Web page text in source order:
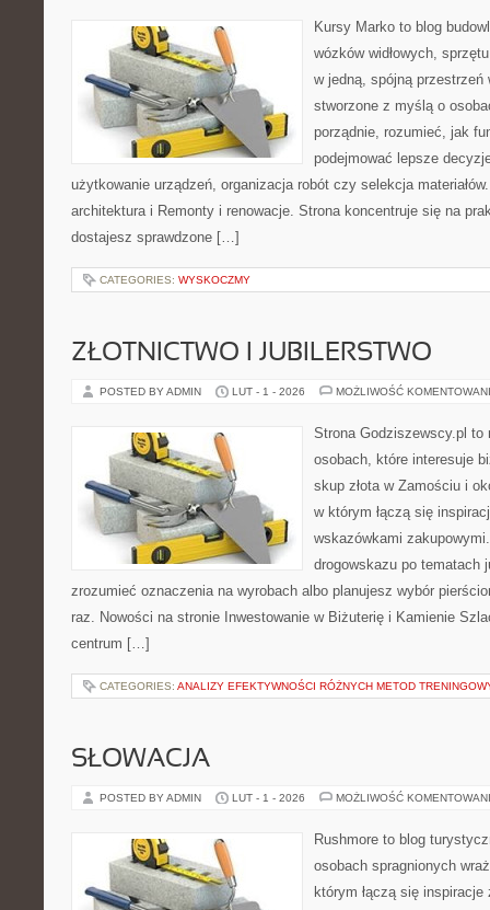
Kursy Marko to blog
wózków widłowych,
w jedną, spójną przestrzeń
stworzone z myślą o
porządnie, rozumieć, jak
podejmować lepsze
użytkowanie urządzeń, organizacja robót czy selekcja
architektura i Remonty i renowacje. Strona koncentruje się na
dostajesz sprawdzone […]
CATEGORIES: WYSKOCZMY
ZŁOTNICTWO I JUBILERSTWO
POSTED BY ADMIN LUT - 1 - 2026 MOŻLIWOŚĆ
Strona Godziszewscy.pl
osobach, które interesuje
skup złota w Zamościu i
w którym łączą się
wskazówkami
drogowskazu po tematach
zrozumieć oznaczenia na wyrobach albo planujesz wybór
raz. Nowości na stronie Inwestowanie w Biżuterię i Kamienie
centrum […]
CATEGORIES: ANALIZY EFEKTYWNOŚCI RÓŻNYCH METOD
SŁOWACJA
POSTED BY ADMIN LUT - 1 - 2026 MOŻLIWOŚĆ
Rushmore to blog
osobach spragnionych
którym łączą się